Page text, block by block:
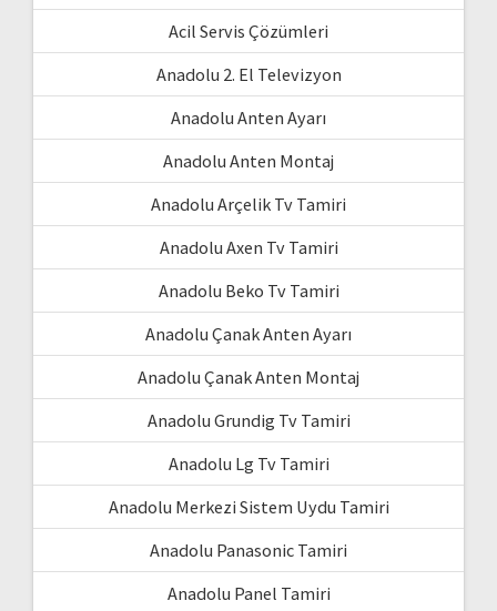
Acil Servis Çözümleri
Anadolu 2. El Televizyon
Anadolu Anten Ayarı
Anadolu Anten Montaj
Anadolu Arçelik Tv Tamiri
Anadolu Axen Tv Tamiri
Anadolu Beko Tv Tamiri
Anadolu Çanak Anten Ayarı
Anadolu Çanak Anten Montaj
Anadolu Grundig Tv Tamiri
Anadolu Lg Tv Tamiri
Anadolu Merkezi Sistem Uydu Tamiri
Anadolu Panasonic Tamiri
Anadolu Panel Tamiri